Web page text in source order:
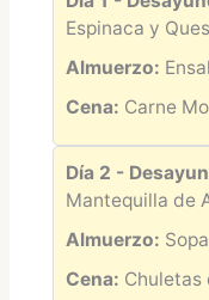
Espinaca y
Almuerzo:
Cena: Carne
Día 2 -
Mantequilla de
Almuerzo:
Cena: Chuletas